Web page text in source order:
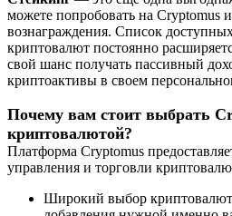
можете попробовать на Cryptomus
вознаграждения. Список
криптовалют постоянно
свой шанс получать пассивный
криптоактивы в своем
Почему вам стоит выбрать
криптовалютой?
Платформа Cryptomus
управления и торговли
Широкий выбор